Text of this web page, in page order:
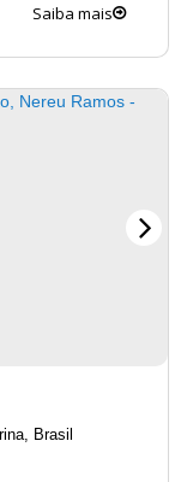
😀 ASaiba mais
Brasil